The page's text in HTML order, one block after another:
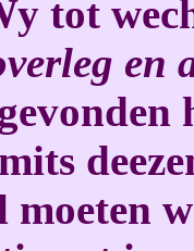
tot
en
moeten